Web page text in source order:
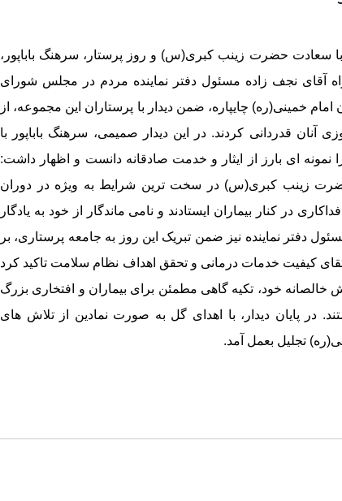
سعادت حضرت زینب کبری(س) و روز پرستار، سرهنگ باباپور،
آقای نجف زاده مسئول دفتر نماینده مردم در مجلس شورای
امام خمینی(ره) چایپاره، ضمن دیدار با پرستاران این مجموعه، از
آنان قدردانی کردند. در این دیدار صمیمی، سرهنگ باباپور با
نمونه ای بارز از ایثار و خدمت صادقانه دانست و اظهار داشت:
حضرت زینب کبری(س) در سخت ترین شرایط به ویژه در دوران
در کنار بیماران ایستادند و نامی ماندگار از خود به یادگار
دفتر نماینده نیز ضمن تبریک این روز به جامعه پرستاری، بر
کیفیت خدمات درمانی و تحقق اهداف نظام سلامت تاکید کرد
خالصانه خود، تکیه گاهی مطمئن برای بیماران و افتخاری بزرگ
در پایان دیدار، با اهدای گل به صورت نمادین از تلاش های
تجلیل بعمل آمد.